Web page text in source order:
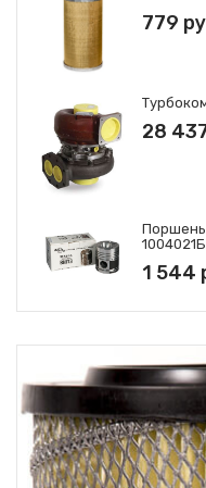
779
28
Поршень
1 544